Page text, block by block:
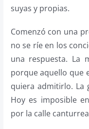
suyas y propias.
Comenzó con una
no se ríe en los
una respuesta. La
porque aquello que
quiera admitirlo. La
Hoy es imposible
por la calle